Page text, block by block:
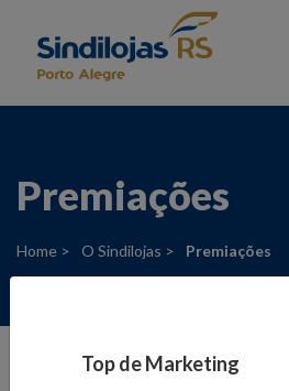
Premiações
Home > O Sindilojas > Premiações
Top de Marketing